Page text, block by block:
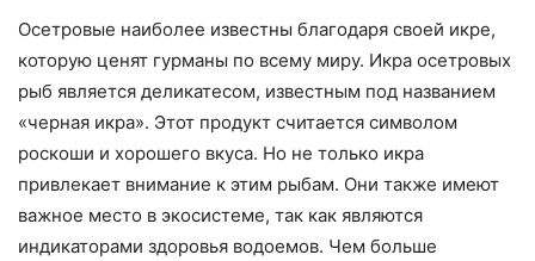
Осетровые наиболее известны благодаря своей икре,
которую ценят гурманы по всему миру. Икра осетровых
рыб является деликатесом, известным под названием
«черная икра». Этот продукт считается символом
роскоши и хорошего вкуса. Но не только икра
привлекает внимание к этим рыбам. Они также имеют
важное место в экосистеме, так как являются
индикаторами здоровья водоемов. Чем больше